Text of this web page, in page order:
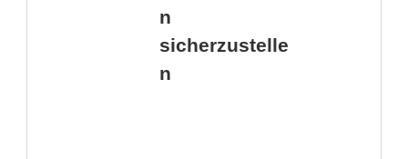
n
sicherzustelle
n